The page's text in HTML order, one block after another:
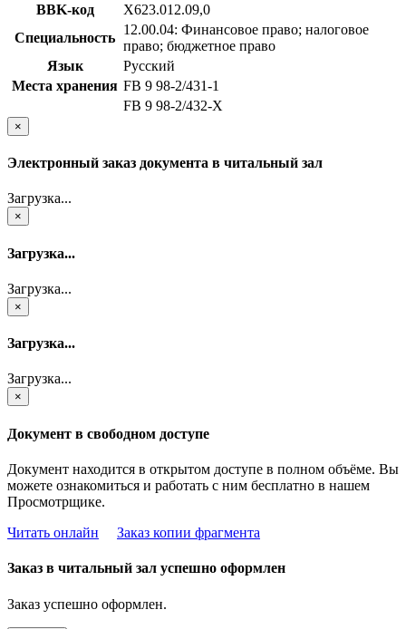
BBK-код
Х623.012.09,0
Специальность
12.00.04: Финансовое право; налоговое
право; бюджетное право
Язык
Русский
Места хранения FB 9 98-2/431-1
FB 9 98-2/432-X
×
Электронный заказ документа в читальный зал
Загрузка...
×
Загрузка...
Загрузка...
×
Загрузка...
Загрузка...
×
Документ в свободном доступе
Документ находится в открытом доступе в полном объёме. Вы
можете ознакомиться и работать с ним бесплатно в нашем
Просмотрщике.
Читать онлайн
Заказ копии фрагмента
Заказ в читальный зал успешно оформлен
Заказ успешно оформлен.